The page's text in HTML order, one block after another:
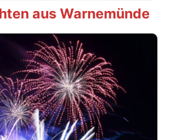
aus Warnemünde